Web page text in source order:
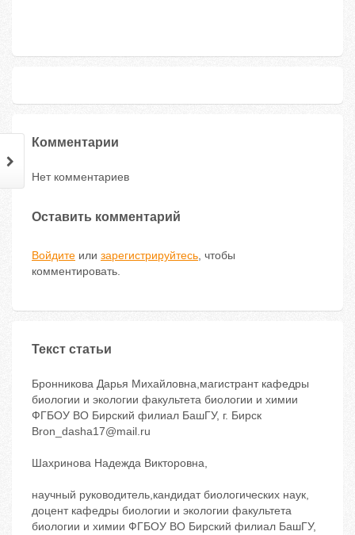
Комментарии
Нет комментариев
Оставить комментарий
Войдите или зарегистрируйтесь, чтобы
комментировать.
Текст статьи
Бронникова Дарья Михайловна,магистрант кафедры
биологии и экологии факультета биологии и химии
ФГБОУ ВО Бирский филиал БашГУ, г. Бирск
Bron_dasha17@mail.ru
Шахринова Надежда Викторовна,
научный руководитель,кандидат биологических наук,
доцент кафедры биологии и экологии факультета
биологии и химии ФГБОУ ВО Бирский филиал БашГУ,